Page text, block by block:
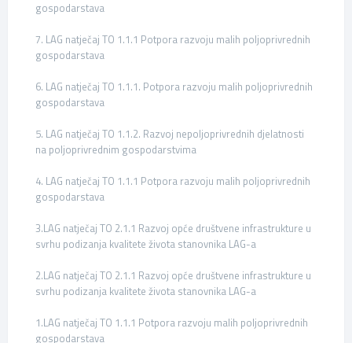
gospodarstava
7. LAG natječaj TO 1.1.1 Potpora razvoju malih poljoprivrednih
gospodarstava
6. LAG natječaj TO 1.1.1. Potpora razvoju malih poljoprivrednih
gospodarstava
5. LAG natječaj TO 1.1.2. Razvoj nepoljoprivrednih djelatnosti
na poljoprivrednim gospodarstvima
4. LAG natječaj TO 1.1.1 Potpora razvoju malih poljoprivrednih
gospodarstava
3.LAG natječaj TO 2.1.1 Razvoj opće društvene infrastrukture u
svrhu podizanja kvalitete života stanovnika LAG-a
2.LAG natječaj TO 2.1.1 Razvoj opće društvene infrastrukture u
svrhu podizanja kvalitete života stanovnika LAG-a
1.LAG natječaj TO 1.1.1 Potpora razvoju malih poljoprivrednih
gospodarstava